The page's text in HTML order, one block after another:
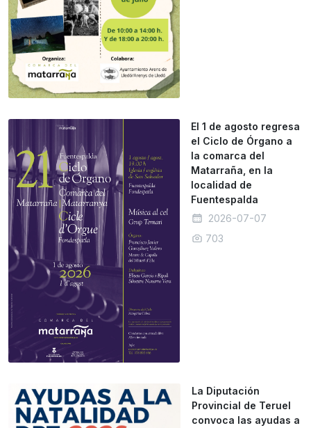
El 1 de agosto regresa
el Ciclo de Órgano a
la comarca del
Matarraña, en la
localidad de
Fuentespalda
2026-07-07
703
La Diputación
Provincial de Teruel
convoca las ayudas a